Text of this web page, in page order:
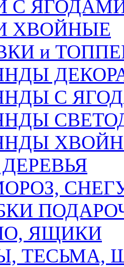
С
ХВОЙНЫЕ
и
С
ЯЩИКИ
ТЕСЬМА,